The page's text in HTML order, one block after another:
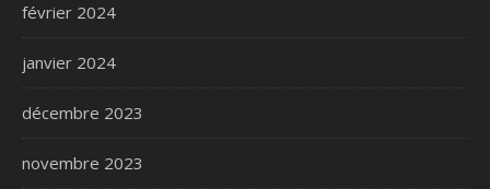
février 2024
janvier 2024
décembre 2023
novembre 2023